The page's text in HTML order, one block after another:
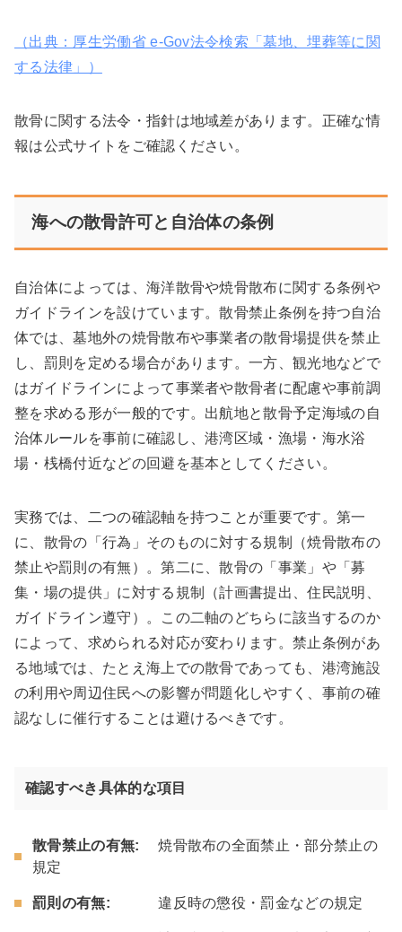
（出典：厚生労働省 e-Gov法令検索「墓地、埋葬等に関
する法律」）
散骨に関する法令・指針は地域差があります。正確な情
報は公式サイトをご確認ください。
海への散骨許可と自治体の条例
自治体によっては、海洋散骨や焼骨散布に関する条例や
ガイドラインを設けています。散骨禁止条例を持つ自治
体では、墓地外の焼骨散布や事業者の散骨場提供を禁止
し、罰則を定める場合があります。一方、観光地などで
はガイドラインによって事業者や散骨者に配慮や事前調
整を求める形が一般的です。出航地と散骨予定海域の自
治体ルールを事前に確認し、港湾区域・漁場・海水浴
場・桟橋付近などの回避を基本としてください。
実務では、二つの確認軸を持つことが重要です。第一
に、散骨の「行為」そのものに対する規制（焼骨散布の
禁止や罰則の有無）。第二に、散骨の「事業」や「募
集・場の提供」に対する規制（計画書提出、住民説明、
ガイドライン遵守）。この二軸のどちらに該当するのか
によって、求められる対応が変わります。禁止条例があ
る地域では、たとえ海上での散骨であっても、港湾施設
の利用や周辺住民への影響が問題化しやすく、事前の確
認なしに催行することは避けるべきです。
確認すべき具体的な項目
散骨禁止の有無: 焼骨散布の全面禁止・部分禁止の
規定
罰則の有無: 違反時の懲役・罰金などの規定